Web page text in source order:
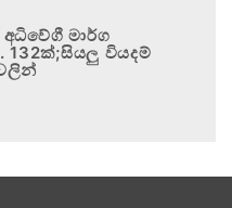
මාර්ග
132ක්;සියලු වියදම්